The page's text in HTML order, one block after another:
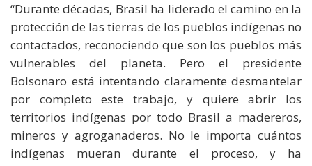
“Durante décadas, Brasil ha liderado el camino en la
protección de las tierras de los pueblos indígenas no
contactados, reconociendo que son los pueblos más
vulnerables del planeta. Pero el presidente
Bolsonaro está intentando claramente desmantelar
por completo este trabajo, y quiere abrir los
territorios indígenas por todo Brasil a madereros,
mineros y agroganaderos. No le importa cuántos
indígenas mueran durante el proceso, y ha